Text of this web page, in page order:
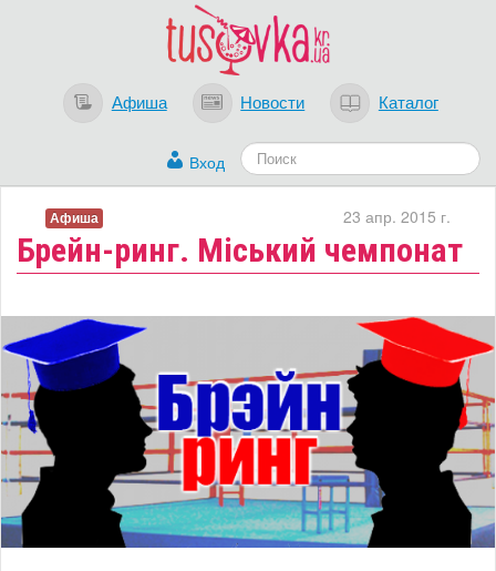
Афиша Новости Каталог
Вход
Брейн-ринг. Міський чемпонат
23 апр. 2015 г.
Афиша